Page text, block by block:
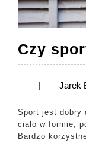
Czy
| Jarek
Sport jest dobry
ciało w formie,
Bardzo